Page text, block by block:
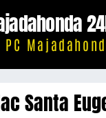
Santa